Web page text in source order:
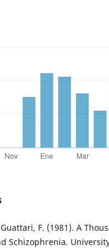
F. (1981). A
Schizophrenia.